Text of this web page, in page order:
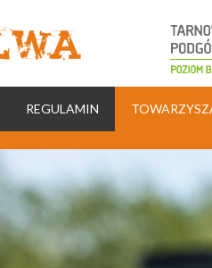
jak najwyżej)
REGULAMIN